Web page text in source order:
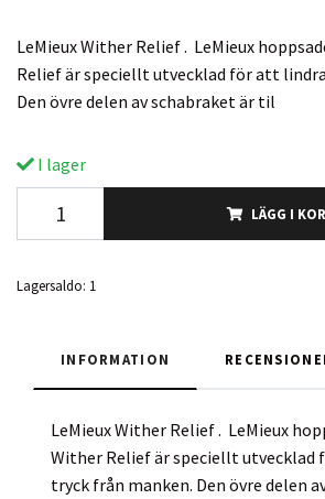
LeMieux Wither Relief . LeMieux
Relief är speciellt utvecklad för att
Den övre delen av schabraket är til
I lager
LÄGG I
Lagersaldo: 1
INFORMATION
LeMieux Wither Relief . LeMieux
Wither Relief är speciellt utvecklad
tryck från manken. Den övre delen